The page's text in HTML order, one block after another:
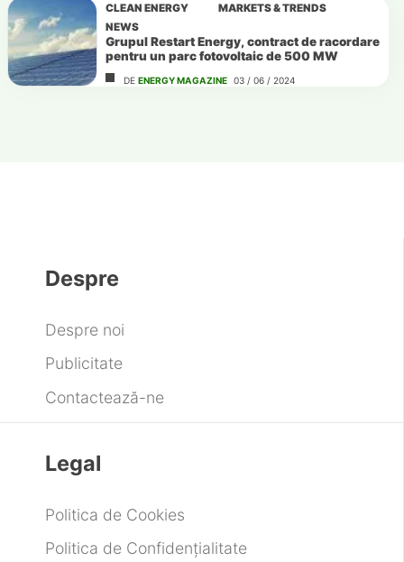
CLEAN ENERGY
MARKETS & TRENDS
NEWS
Grupul Restart Energy, contract de racordare
pentru un parc fotovoltaic de 500 MW
DE ENERGY MAGAZINE 03 / 06 / 2024
Despre
Despre noi
Publicitate
Contactează-ne
Legal
Politica de Cookies
Politica de Confidențialitate